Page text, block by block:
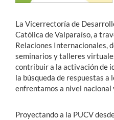
Alumni
English
La Vicerrectoría de
Católica de Valparaíso, a
Relaciones Internacionales,
seminarios y talleres
contribuir a la activación de
la búsqueda de respuestas a
enfrentamos a nivel nacional
Proyectando a la PUCV